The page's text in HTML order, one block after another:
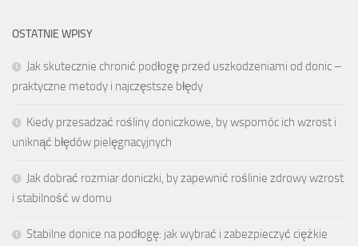
OSTATNIE WPISY
Jak skutecznie chronić podłogę przed uszkodzeniami od donic –
praktyczne metody i najczęstsze błędy
Kiedy przesadzać rośliny doniczkowe, by wspomóc ich wzrost i
uniknąć błędów pielęgnacyjnych
Jak dobrać rozmiar doniczki, by zapewnić roślinie zdrowy wzrost
i stabilność w domu
Stabilne donice na podłogę: jak wybrać i zabezpieczyć ciężkie